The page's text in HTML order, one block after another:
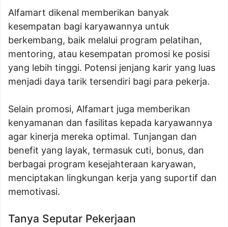
Alfamart dikenal memberikan banyak
kesempatan bagi karyawannya untuk
berkembang, baik melalui program pelatihan,
mentoring, atau kesempatan promosi ke posisi
yang lebih tinggi. Potensi jenjang karir yang luas
menjadi daya tarik tersendiri bagi para pekerja.
Selain promosi, Alfamart juga memberikan
kenyamanan dan fasilitas kepada karyawannya
agar kinerja mereka optimal. Tunjangan dan
benefit yang layak, termasuk cuti, bonus, dan
berbagai program kesejahteraan karyawan,
menciptakan lingkungan kerja yang suportif dan
memotivasi.
Tanya Seputar Pekerjaan